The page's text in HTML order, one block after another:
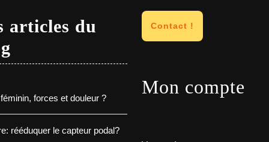
articles du
forces et douleur ?
rééduquer le capteur podal?
Contact !
Mon compte